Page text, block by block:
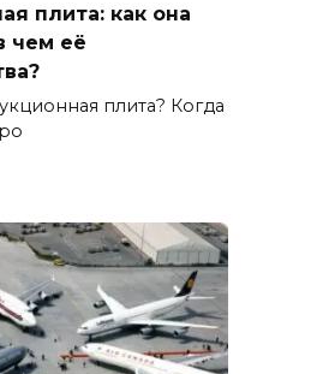
плита: как она
чем её
плита? Когда